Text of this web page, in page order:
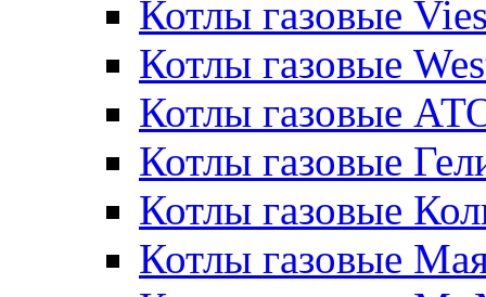
Котлы газовые
Котлы газовые
Котлы газовые
Котлы газовые
Котлы газовые
Котлы газовые